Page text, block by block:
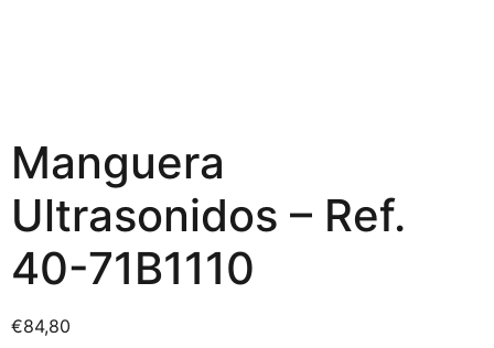
Manguera
Ultrasonidos – Ref.
40-71B1110
€84,80